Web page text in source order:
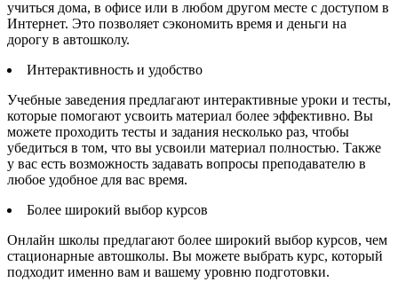
учиться дома, в офисе или в любом другом месте с доступом в
Интернет. Это позволяет сэкономить время и деньги на
дорогу в автошколу.
Интерактивность и удобство
Учебные заведения предлагают интерактивные уроки и тесты,
которые помогают усвоить материал более эффективно. Вы
можете проходить тесты и задания несколько раз, чтобы
убедиться в том, что вы усвоили материал полностью. Также
у вас есть возможность задавать вопросы преподавателю в
любое удобное для вас время.
Более широкий выбор курсов
Онлайн школы предлагают более широкий выбор курсов, чем
стационарные автошколы. Вы можете выбрать курс, который
подходит именно вам и вашему уровню подготовки.